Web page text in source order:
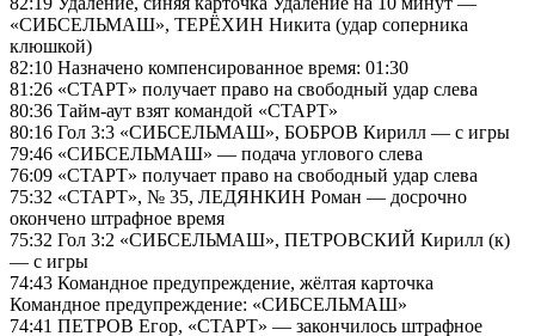
«СИБСЕЛЬМАШ», ТЕРЁХИН Никита (удар соперника
клюшкой)
82:10 Назначено компенсированное время: 01:30
81:26 «СТАРТ» получает право на свободный удар слева
80:36 Тайм-аут взят командой «СТАРТ»
80:16 Гол 3:3 «СИБСЕЛЬМАШ», БОБРОВ Кирилл — с игры
79:46 «СИБСЕЛЬМАШ» — подача углового слева
76:09 «СТАРТ» получает право на свободный удар слева
75:32 «СТАРТ», № 35, ЛЕДЯНКИН Роман — досрочно
окончено штрафное время
75:32 Гол 3:2 «СИБСЕЛЬМАШ», ПЕТРОВСКИЙ Кирилл (к)
— с игры
74:43 Командное предупреждение, жёлтая карточка
Командное предупреждение: «СИБСЕЛЬМАШ»
74:41 ПЕТРОВ Егор, «СТАРТ» — закончилось штрафное